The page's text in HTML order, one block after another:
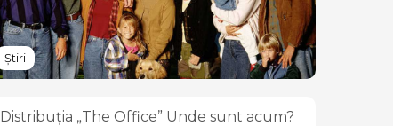
Știri
Distribuția „The Office” Unde sunt acum?